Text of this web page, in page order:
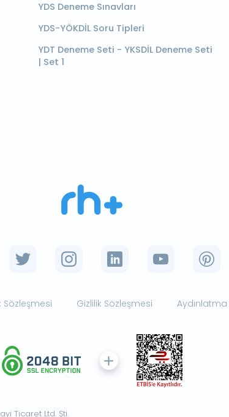
YDS Deneme Sınavları
YDS-YÖKDİL Soru Tipleri
YDT Deneme Seti - YKSDİL Deneme Seti
| Set 1
Sözleşmesi Gizlilik Sözleşmesi
Ticaret Ltd. Şti.